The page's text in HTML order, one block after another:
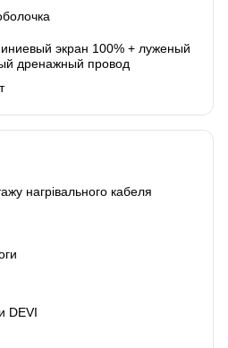
экран 100% + луженый
дренажный провод
нагрівального кабеля
DEVI